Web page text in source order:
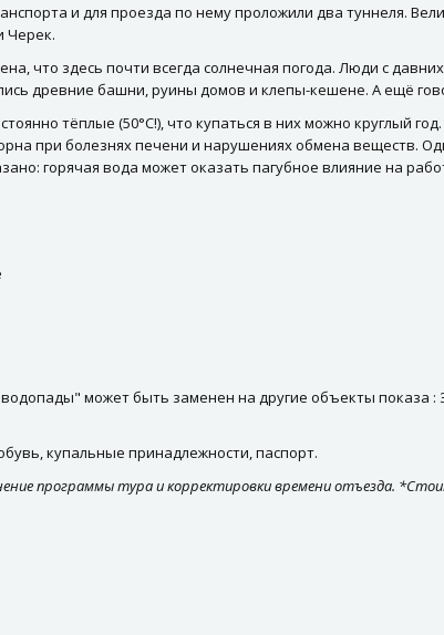
и для проезда по нему проложили два туннеля.
Черек.
что здесь почти всегда солнечная погода. Люди с
древние башни, руины домов и клепы-кешене. А ещё
тёплые (50°С!), что купаться в них можно круглый
при болезнях печени и нарушениях обмена веществ.
горячая вода может оказать пагубное влияние на
может быть заменен на другие объекты показа
купальные принадлежности, паспорт.
программы тура и корректировки времени отъезда.